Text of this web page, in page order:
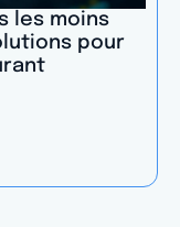
les moins
pour